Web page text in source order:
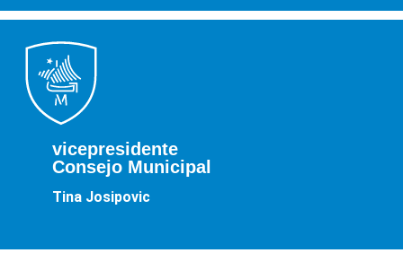
vicepresidente
Consejo Municipal
Tina Josipovic